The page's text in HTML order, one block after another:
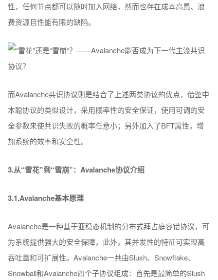
性，任何节点都可以随时加入网络，然而也存在成本高昂、浪
费资源且性能有限的缺陷。
而Avalanche共识协议则是结合了上述两类协议的优点，借鉴中
本聪协议的类似设计，采用概率性的安全保证，使用可调的安
全参数来使共识失败的概率任意小；另外加入了BFT属性，增
加系统的效率和安全性。
3.从“雪花”到“雪崩”：Avalanche协议介绍
3.1.Avalanche基本原理
Avalanche是一种基于亚稳态机制的分布式拜占庭容错协议，可
为系统提供强大的安全保障，此外，其并发性的特征可实现高
吞吐量和可扩展性。Avalanche一共由Slush、Snowflake、
Snowball和Avalanche四个子协议组成：首先是最简单的Slush